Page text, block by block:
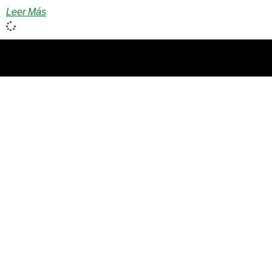
Leer Más